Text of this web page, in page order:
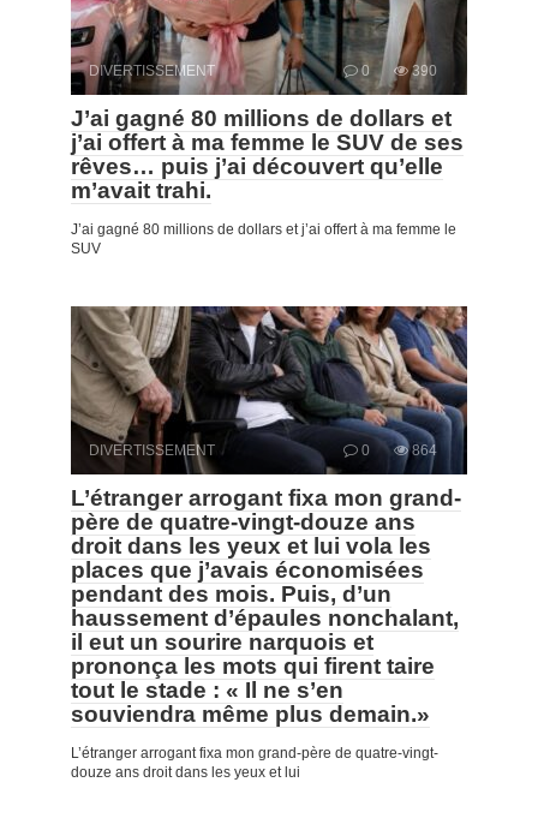
DIVERTISSEMENT 0 390
J’ai gagné 80 millions de dollars et
j’ai offert à ma femme le SUV de ses
rêves… puis j’ai découvert qu’elle
m’avait trahi.
J’ai gagné 80 millions de dollars et j’ai offert à ma femme le
SUV
DIVERTISSEMENT 0 864
L’étranger arrogant fixa mon grand-
père de quatre-vingt-douze ans
droit dans les yeux et lui vola les
places que j’avais économisées
pendant des mois. Puis, d’un
haussement d’épaules nonchalant,
il eut un sourire narquois et
prononça les mots qui firent taire
tout le stade : « Il ne s’en
souviendra même plus demain.»
L’étranger arrogant fixa mon grand-père de quatre-vingt-
douze ans droit dans les yeux et lui